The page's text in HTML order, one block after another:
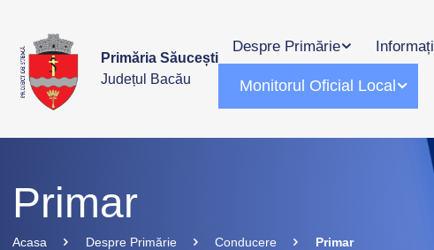
Primăria Săucești
Județul Bacău
Despre Primărie
Monitorul Oficial Local
Primar
Acasa Despre Primărie Conducere Primar